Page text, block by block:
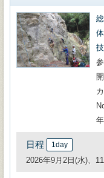
日程 1day
2026年9月2日(水)、